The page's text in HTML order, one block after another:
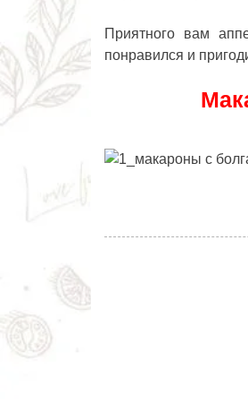
Приятного вам
понравился и